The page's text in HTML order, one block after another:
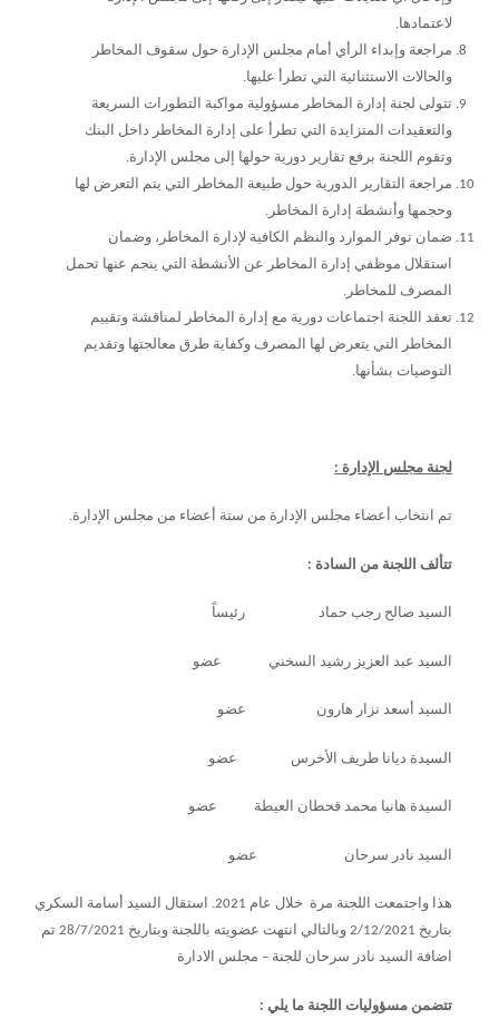
لاعتمادها.
مراجعة وإبداء الرأي أمام مجلس الإدارة حول سقوف المخاطر
والحالات الاستثنائية التي تطرأ عليها.
تتولى لجنة إدارة المخاطر مسؤولية مواكبة التطورات السريعة
والتعقيدات المتزايدة التي تطرأ على إدارة المخاطر داخل البنك
وتقوم اللجنة برفع تقارير دورية حولها إلى مجلس الإدارة.
مراجعة التقارير الدورية حول طبيعة المخاطر التي يتم التعرض لها
وحجمها وأنشطة إدارة المخاطر.
ضمان توفر الموارد والنظم الكافية لإدارة المخاطر، وضمان
استقلال موظفي إدارة المخاطر عن الأنشطة التي ينجم عنها تحمل
المصرف للمخاطر.
تعقد اللجنة اجتماعات دورية مع إدارة المخاطر لمناقشة وتقييم
المخاطر التي يتعرض لها المصرف وكفاية طرق معالجتها وتقديم
التوصيات بشأنها.
لجنة مجلس الإدارة :
تم انتخاب أعضاء مجلس الإدارة من ستة أعضاء من مجلس الإدارة.
تتألف اللجنة من السادة :
السيد صالح رجب حماد رئيساً
السيد عبد العزيز رشيد السخني عضو
السيد أسعد نزار هارون عضو
السيدة ديانا طريف الأخرس عضو
السيدة هانيا محمد قحطان العيطة عضو
السيد نادر سرحان عضو
هذا واجتمعت اللجنة مرة خلال عام 2021. استقال السيد أسامة السكري
بتاريخ 2/12/2021 وبالتالي انتهت عضويته باللجنة وبتاريخ 28/7/2021 تم
اضافة السيد نادر سرحان للجنة – مجلس الادارة
تتضمن مسؤوليات اللجنة ما يلي :